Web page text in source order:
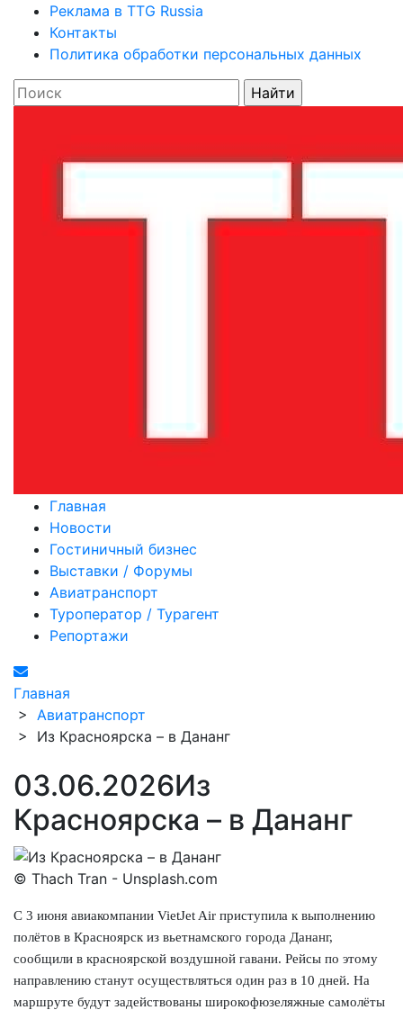
Реклама в TTG Russia
Контакты
Политика обработки персональных данных
Главная
Новости
Гостиничный бизнес
Выставки / Форумы
Авиатранспорт
Туроператор / Турагент
Репортажи
Главная
> Авиатранспорт
> Из Красноярска – в Дананг
03.06.2026Из
Красноярска – в Дананг
© Thach Tran - Unsplash.com
С 3 июня авиакомпании VietJet Air приступила к выполнению
полётов в Красноярск из вьетнамского города Дананг,
сообщили в красноярской воздушной гавани. Рейсы по этому
направлению станут осуществляться один раз в 10 дней. На
маршруте будут задействованы широкофюзеляжные самолёты